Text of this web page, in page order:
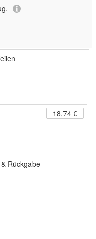
18,74 €
Rückgabe